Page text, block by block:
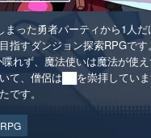
まった勇者パーティから1人
指すダンジョン探索RPGで
れず、魔法使いは魔法が使
て、僧侶は██を崇拝してい
です。
RPG